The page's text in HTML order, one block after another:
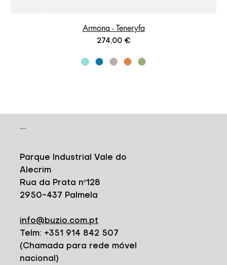
Armona - Teneryfa
Prix
274,00 €
CONTACT
Parque Industrial Vale do
Alecrim
Rua da Prata nº128
2950-437 Palmela
info@buzio.com.pt
Telm: +351 914 842 507
(Chamada para rede móvel
nacional)